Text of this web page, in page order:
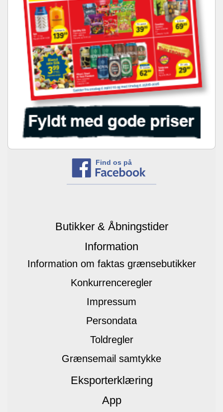
Find os på
Butikker & Åbningstider
Information
Information om faktas grænsebutikker
Konkurrenceregler
Impressum
Persondata
Toldregler
Grænsemail samtykke
Eksporterklæring
App